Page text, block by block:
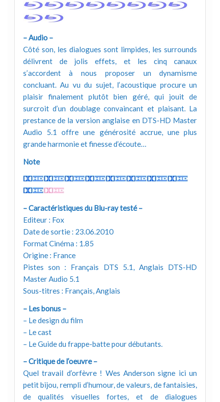
– Audio –
Côté son, les dialogues sont limpides, les surrounds
délivrent de jolis effets, et les cinq canaux
s’accordent à nous proposer un dynamisme
concluant. Au vu du sujet, l’acoustique procure un
plaisir finalement plutôt bien géré, qui jouit de
surcroit d’un doublage convaincant et plaisant. La
prestance de la version anglaise en DTS-HD Master
Audio 5.1 offre une générosité accrue, une plus
grande harmonie et finesse d’écoute…
Note
– Caractéristiques du Blu-ray testé –
Editeur : Fox
Date de sortie : 23.06.2010
Format Cinéma : 1.85
Origine : France
Pistes son : Français DTS 5.1, Anglais DTS-HD
Master Audio 5.1
Sous-titres : Français, Anglais
– Les bonus –
– Le design du film
– Le cast
– Le Guide du frappe-batte pour débutants.
– Critique de l’oeuvre –
Quel travail d’orfèvre ! Wes Anderson signe ici un
petit bijou, rempli d’humour, de valeurs, de fantaisies,
de qualités visuelles fortes, et de dialogues